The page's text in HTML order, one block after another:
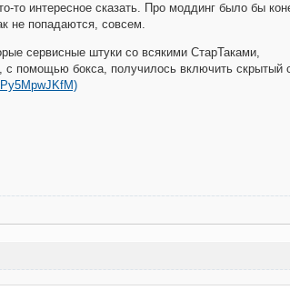
интересное сказать. Про моддинг было бы
не попадаются, совсем.
сервисные штуки со всякими СтарТаками,
с помощью бокса, получилось включить скрытый